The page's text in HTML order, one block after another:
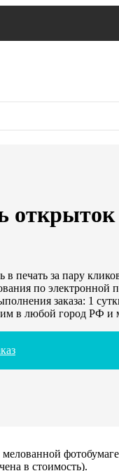
открыток
в печать за пару
по электронной
заказа: 1
в любой город РФ и
в стоимость).